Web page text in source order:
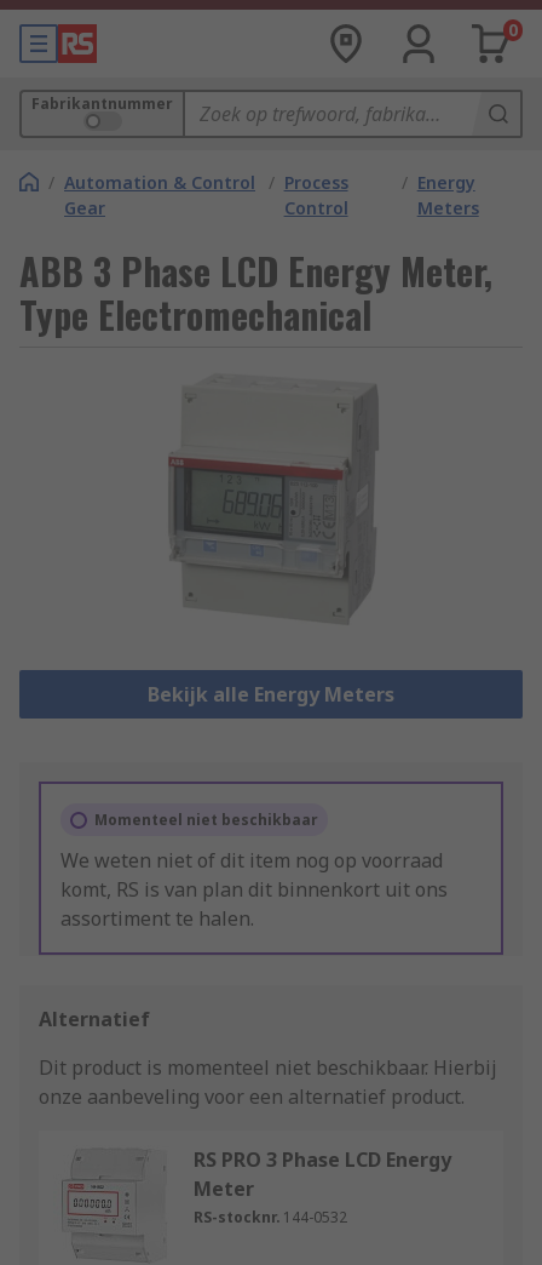
0
Fabrikantnummer
/ Automation & Control
Gear
/ Process
Control
/ Energy
Meters
ABB 3 Phase LCD Energy Meter,
Type Electromechanical
Bekijk alle Energy Meters
Momenteel niet beschikbaar
We weten niet of dit item nog op voorraad
komt, RS is van plan dit binnenkort uit ons
assortiment te halen.
Alternatief
Dit product is momenteel niet beschikbaar. Hierbij
onze aanbeveling voor een alternatief product.
RS PRO 3 Phase LCD Energy
Meter
RS-stocknr. 144-0532